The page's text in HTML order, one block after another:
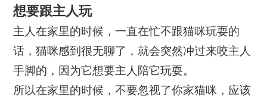
想要跟主人玩
主人在家里的时候，一直在忙不跟猫咪玩耍的
话，猫咪感到很无聊了，就会突然冲过来咬主人
手脚的，因为它想要主人陪它玩耍。
所以在家里的时候，不要忽视了你家猫咪，应该